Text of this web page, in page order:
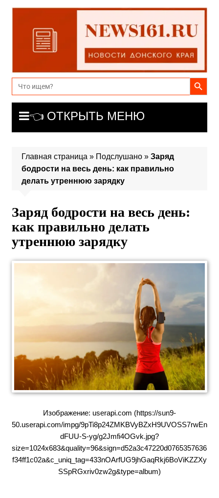
Перейти
содержимому
Search
for:
Search Button
👈 ОТКРЫТЬ МЕНЮ
Главная страница » Подслушано» Заряд
бодрости на весь день: как правильно
делать утреннюю зарядку
Заряд бодрости на весь день:
как правильно делать
утреннюю зарядку
Изображение: userapi.com (https://sun9-
50.userapi.com/impg/9pTi8p24ZMKBVyBZxH9UVOSS7rwEn
dFUU-S-yg/g2Jmfi4OGvk.jpg?
size=1024x683&quality=96&sign=d52a3c47220d0765357636
f34ff1c02a&c_uniq_tag=433nOArfUG9jhGaqRkj6BoViKZZXy
SSpRGxriv0zw2g&type=album)